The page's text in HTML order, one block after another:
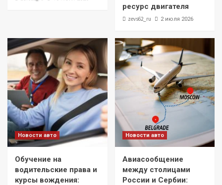
ресурс двигателя
zevs62_ru 2 июля 2026
Новости авто
Обучение на
водительские права и
курсы вождения:
Новости авто
Авиасообщение
между столицами
России и Сербии: